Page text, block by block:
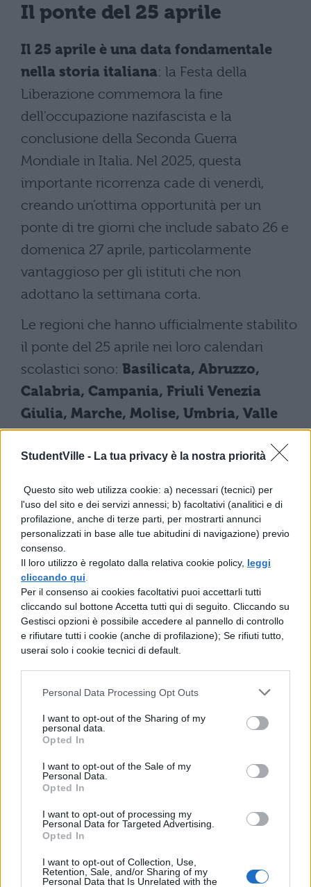
StudentVille - La tua privacy è la nostra priorità
Questo sito web utilizza cookie: a) necessari (tecnici) per
l'uso del sito e dei servizi annessi; b) facoltativi (analitici e di
profilazione, anche di terze parti, per mostrarti annunci
personalizzati in base alle tue abitudini di navigazione) previo
consenso.
Il loro utilizzo è regolato dalla relativa cookie policy, leggi
cliccando qui
Per il consenso ai cookies facoltativi puoi accettarli tutti
cliccando sul bottone Accetta tutti qui di seguito. Cliccando su
Gestisci opzioni è possibile accedere al pannello di controllo
e rifiutare tutti i cookie (anche di profilazione); Se rifiuti tutto,
userai solo i cookie tecnici di default.
Personal Data Processing Opt Outs
I want to opt-out of the Sharing of my
personal data.
Opted In
I want to opt-out of the Sale of my
Personal Data.
Opted In
I want to opt-out of processing my
Personal Data for Targeted Advertising.
Opted In
I want to opt-out of Collection, Use,
Retention, Sale, and/or Sharing of my
Personal Data that Is Unrelated with the
Il ponte del 25 aprile
Il 25 aprile è una data fondamentale
nella storia italiana: la Festa della
Liberazione commemora la fine
dell’occupazione nazifascista e la
conclusione della Seconda Guerra
Mondiale in Italia. Nel 2025, questa
importante ricorrenza cade di venerdì,
creando un’ottima opportunità per un
ponte di tre giorni che include sabato 26 e
domenica 27 aprile, particolarmente
vantaggioso per gli istituti che non
adottano la settimana corta.
Le regioni che hanno ufficialmente stabilito
il ponte del 25 aprile nei loro calendari
scolastici sono: Basilicata, Abruzzo,
Calabria, Campania, Friuli Venezia
Giulia, Marche, Molise, Umbria, Valle
d’Aosta, Veneto e le province autonome
di Trento e Bolzano.
Ponte del 1° maggio
Infine,il 1° maggio, giornata dedicata
alla Festa dei lavoratori
di giovedì. Diverse regioni hanno previsto la
chiusura delle scuole anche per venerdì 2 e
sabato 3 maggio, creando così un ponte di
quattro giorni consecutivi.
Gli studenti diCalabria, Campania,
Liguria, Marche, Molise, Valle d’Aosta,
Veneto, Piemontee delle province
autonome di Bolzano e Trento potranno
beneficiare di questa pausa prolungata. È
importante sottolineare che, anche nelle
regioni dove il ponte non è stato
ufficialmente deliberato,i singoli istituti
decidere di adattare il proprio